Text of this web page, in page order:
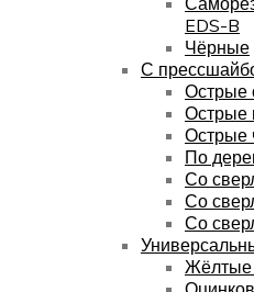
EDS-B
Чёрные
С
Острые
Острые
Острые
По
Со
Со
Со
Жёлтые